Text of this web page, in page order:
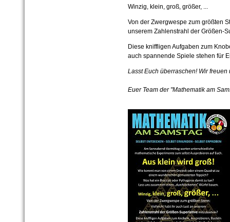
Winzig, klein, groß, größer, ...
Von der Zwergwespe zum größten
unserem Zahlenstrahl der Größen-
Diese kniffligen Aufgaben zum
auch spannende Spiele stehen für
Lasst Euch überraschen! Wir freuen
Euer Team der "Mathematik am